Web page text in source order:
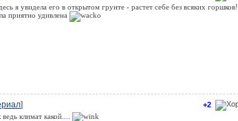
я увидела его в открытом грунте - растет себе без всяких горшков!
приятно удивлена
+2
]
ведь климат какой....